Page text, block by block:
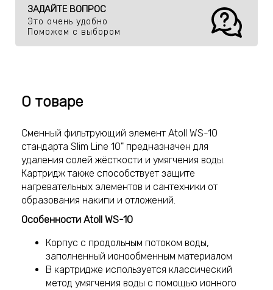
ЗАДАЙТЕ ВОПРОС
Это очень удобно
Поможем с выбором
О товаре
Cменный фильтрующий элемент Atoll WS-10
стандарта Slim Line 10" предназначен для
удаления солей жёсткости и умягчения воды.
Картридж также способствует защите
нагревательных элементов и сантехники от
образования накипи и отложений.
Особенности Atoll WS-10
Корпус с продольным потоком воды,
заполненный ионообменным материалом
В картридже используется классический
метод умягчения воды с помощью ионного